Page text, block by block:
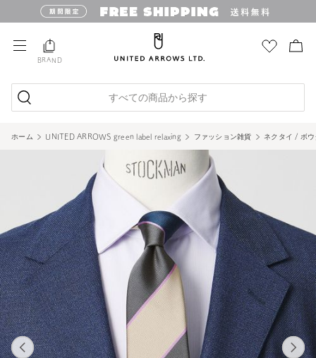
BRAND
すべての商品から探す
ホーム UNITED ARROWS green label relaxing ファッション雑貨 ネクタイ / ボウ